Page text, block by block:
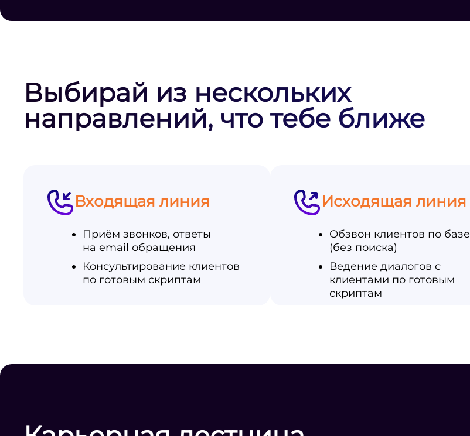
Выбирай из нескольких
направлений, что тебе ближе
Входящая линия
Приём звонков, ответы
на email обращения
Консультирование клиентов
по готовым скриптам
Исходящая линия
Обзвон клиентов по базе
(без поиска)
Ведение диалогов с
клиентами по готовым
скриптам